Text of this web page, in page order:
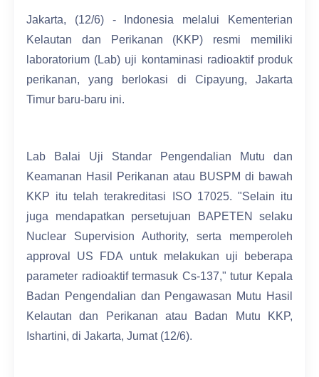
Jakarta, (12/6) - Indonesia melalui Kementerian
Kelautan dan Perikanan (KKP) resmi memiliki
laboratorium (Lab) uji kontaminasi radioaktif produk
perikanan, yang berlokasi di Cipayung, Jakarta
Timur baru-baru ini.
Lab Balai Uji Standar Pengendalian Mutu dan
Keamanan Hasil Perikanan atau BUSPM di bawah
KKP itu telah terakreditasi ISO 17025. "Selain itu
juga mendapatkan persetujuan BAPETEN selaku
Nuclear Supervision Authority, serta memperoleh
approval US FDA untuk melakukan uji beberapa
parameter radioaktif termasuk Cs-137," tutur Kepala
Badan Pengendalian dan Pengawasan Mutu Hasil
Kelautan dan Perikanan atau Badan Mutu KKP,
Ishartini, di Jakarta, Jumat (12/6).